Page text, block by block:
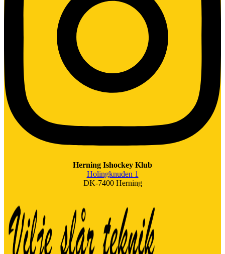
Herning Ishockey Klub
Holingknuden 1
DK-7400 Herning